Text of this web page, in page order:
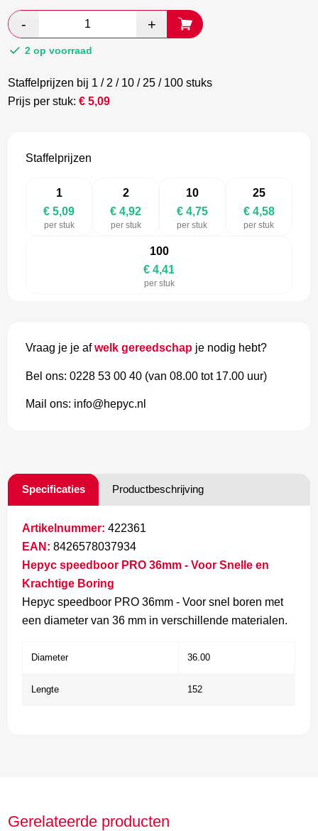
prijs
was:
€ 8,48.
prijs
€ 4,92.
2 op voorraad
Staffelprijzen bij 1 / 2 / 10 / 25 / 100 stuks
Prijs per stuk:€5,09
Staffelprijzen
1
€ 5,09
per stuk
2
€ 4,92
per stuk
10
€ 4,75
per stuk
25
€ 4,58
per stuk
100
€ 4,41
per stuk
Vraag je je afwelk gereedschap je nodig hebt?
Bel ons: 0228 53 00 40 (van 08.00 tot 17.00 uur)
Mail ons: info@hepyc.nl
Specificaties Productbeschrijving
Artikelnummer: 422361
EAN: 8426578037934
Hepyc speedboor PRO 36mm - Voor Snelle en
Krachtige Boring
Hepyc speedboor PRO 36mm - Voor snel boren met
een diameter van 36 mm in verschillende materialen.
Diameter 36.00
Lengte 152
Gerelateerde producten